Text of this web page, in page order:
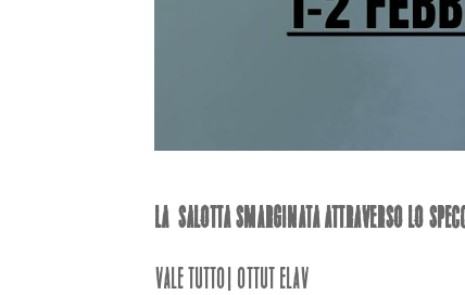
La SALOTTA SMARGINATA ATTRAVERSO LO
VALE TUTTO| OTTUT ELAV